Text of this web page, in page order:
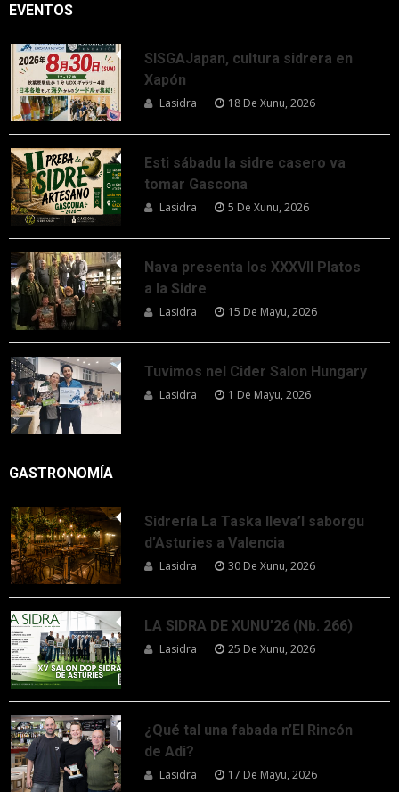
EVENTOS
SISGAJapan, cultura sidrera en
Xapón
Lasidra 18 De Xunu, 2026
Esti sábadu la sidre casero va
tomar Gascona
Lasidra 5 De Xunu, 2026
Nava presenta los XXXVII Platos
a la Sidre
Lasidra 15 De Mayu, 2026
Tuvimos nel Cider Salon Hungary
Lasidra 1 De Mayu, 2026
GASTRONOMÍA
Sidrería La Taska lleva’l saborgu
d’Asturies a Valencia
Lasidra 30 De Xunu, 2026
LA SIDRA DE XUNU’26 (Nb. 266)
Lasidra 25 De Xunu, 2026
¿Qué tal una fabada n’El Rincón
de Adi?
Lasidra 17 De Mayu, 2026